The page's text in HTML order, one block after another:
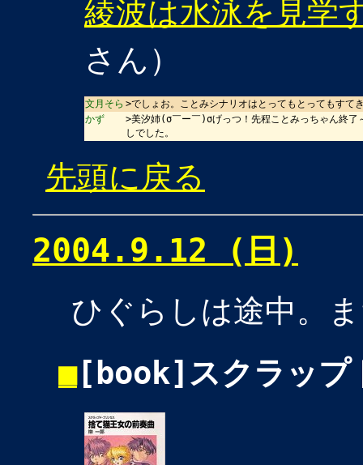
綾波は水泳を見学
さん）
文月そら >でしょお。ことみシナリオはとってもとってもすて
かず
>美汐姉(σ￣ー￣)σげっつ！先程ことみっちゃん終了
しでした。
先頭に戻る
2004.9.12 (日)
ひぐらしは途中。
■[book]スクラップ